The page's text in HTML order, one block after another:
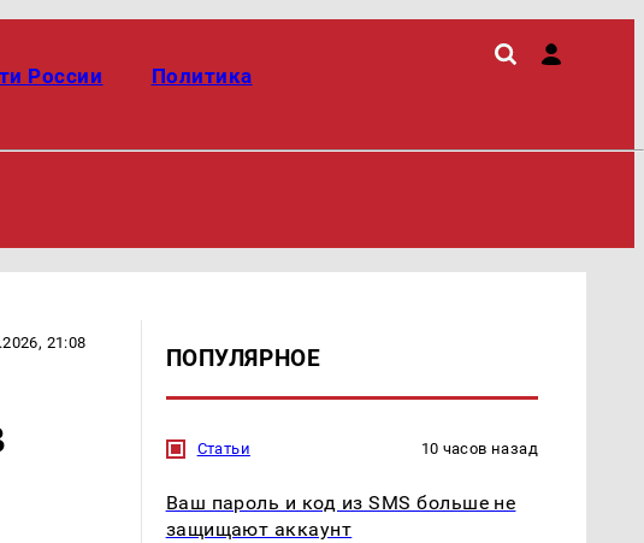
России Политика
21:08
ПОПУЛЯРНОЕ
Статьи 10 часов назад
Ваш пароль и код из SMS больше не
защищают аккаунт